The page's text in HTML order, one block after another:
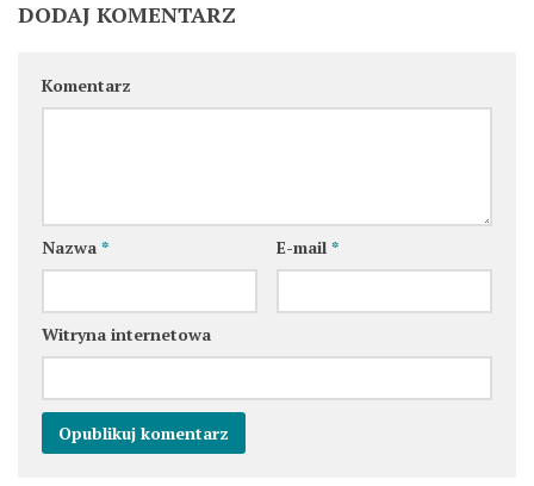
DODAJ KOMENTARZ
Komentarz
Nazwa * E-mail *
Witryna internetowa